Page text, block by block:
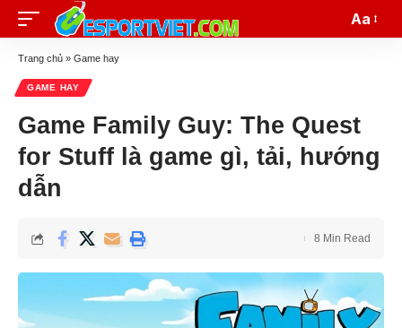
Aa
Trang chủ » Game hay
GAME HAY
Game Family Guy: The Quest
for Stuff là game gì, tải, hướng
dẫn
8 Min Read